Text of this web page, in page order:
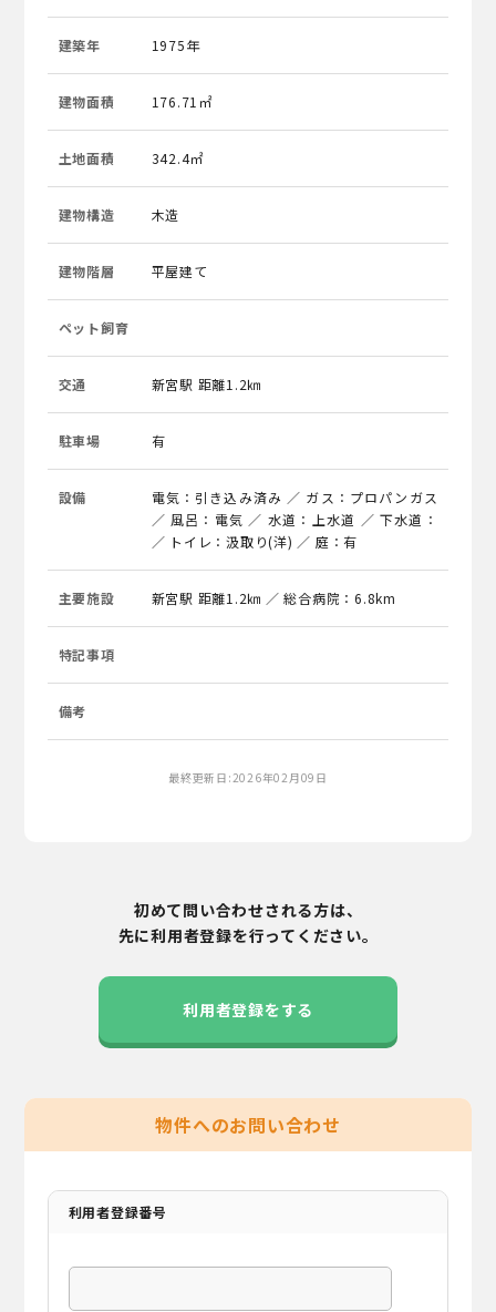
建築年 1975年
建物面積 176.71㎡
土地面積 342.4㎡
建物構造 木造
建物階層 平屋建て
ペット飼育
交通 新宮駅 距離1.2㎞
駐車場 有
設備
電気：引き込み済み ／ ガス：プロパンガス
／ 風呂：電気 ／ 水道：上水道 ／ 下水道：
／ トイレ：汲取り(洋) ／ 庭：有
主要施設 新宮駅 距離1.2㎞ ／ 総合病院：6.8km
特記事項
備考
最終更新日:2026年02月09日
初めて問い合わせされる方は、
先に利用者登録を行ってください。
利用者登録をする
物件へのお問い合わせ
利用者登録番号